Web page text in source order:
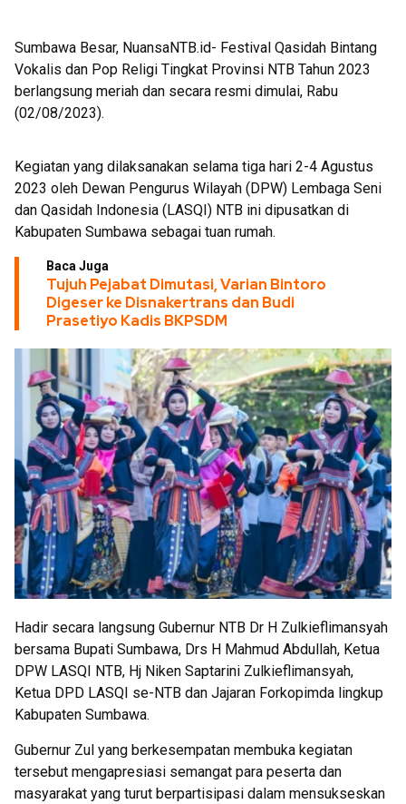
Sumbawa Besar, NuansaNTB.id- Festival Qasidah Bintang
Vokalis dan Pop Religi Tingkat Provinsi NTB Tahun 2023
berlangsung meriah dan secara resmi dimulai, Rabu
(02/08/2023).
Kegiatan yang dilaksanakan selama tiga hari 2-4 Agustus
2023 oleh Dewan Pengurus Wilayah (DPW) Lembaga Seni
dan Qasidah Indonesia (LASQI) NTB ini dipusatkan di
Kabupaten Sumbawa sebagai tuan rumah.
Baca Juga
Tujuh Pejabat Dimutasi, Varian Bintoro
Digeser ke Disnakertrans dan Budi
Prasetiyo Kadis BKPSDM
Hadir secara langsung Gubernur NTB Dr H Zulkieflimansyah
bersama Bupati Sumbawa, Drs H Mahmud Abdullah, Ketua
DPW LASQI NTB, Hj Niken Saptarini Zulkieflimansyah,
Ketua DPD LASQI se-NTB dan Jajaran Forkopimda lingkup
Kabupaten Sumbawa.
Gubernur Zul yang berkesempatan membuka kegiatan
tersebut mengapresiasi semangat para peserta dan
masyarakat yang turut berpartisipasi dalam mensukseskan